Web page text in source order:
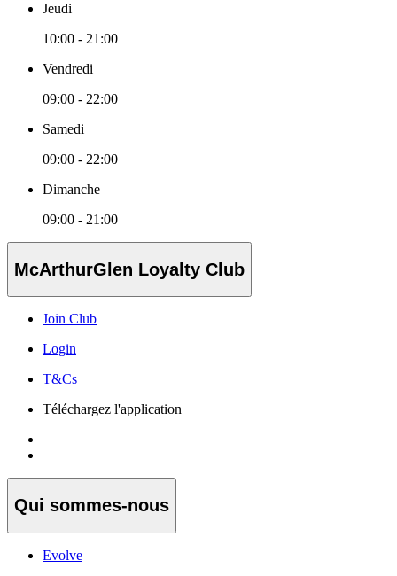
Jeudi
10:00 - 21:00
Vendredi
09:00 - 22:00
Samedi
09:00 - 22:00
Dimanche
09:00 - 21:00
McArthurGlen Loyalty Club
Join Club
Login
T&Cs
Téléchargez l'application
Qui sommes-nous
Evolve